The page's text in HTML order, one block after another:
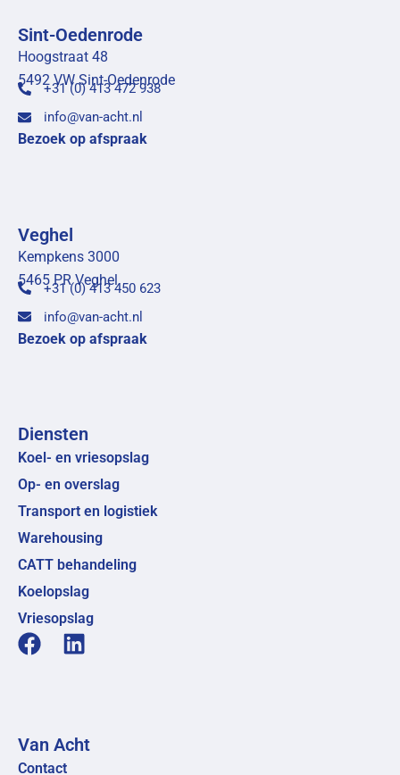
Sint-Oedenrode
Hoogstraat 48
5492 VW Sint-Oedenrode
+31 (0) 413 472 938
info@van-acht.nl
Bezoek op afspraak
Veghel
Kempkens 3000
5465 PR Veghel
+31 (0) 413 450 623
info@van-acht.nl
Bezoek op afspraak
Diensten
Koel- en vriesopslag
Op- en overslag
Transport en logistiek
Warehousing
CATT behandeling
Koelopslag
Vriesopslag
Van Acht
Contact